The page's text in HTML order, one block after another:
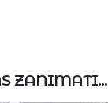
ZANIMATI...